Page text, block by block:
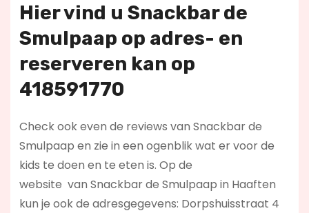
Hier vind u Snackbar de
Smulpaap op adres- en
reserveren kan op
418591770
Check ook even de reviews van Snackbar de
Smulpaap en zie in een ogenblik wat er voor de
kids te doen en te eten is. Op de
website van Snackbar de Smulpaap in Haaften
kun je ook de adresgegevens: Dorpshuisstraat 4